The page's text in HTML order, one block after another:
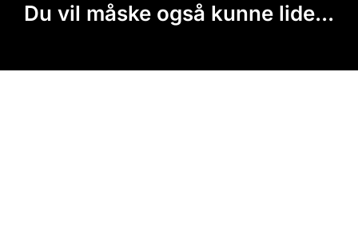
Du vil måske også kunne lide...